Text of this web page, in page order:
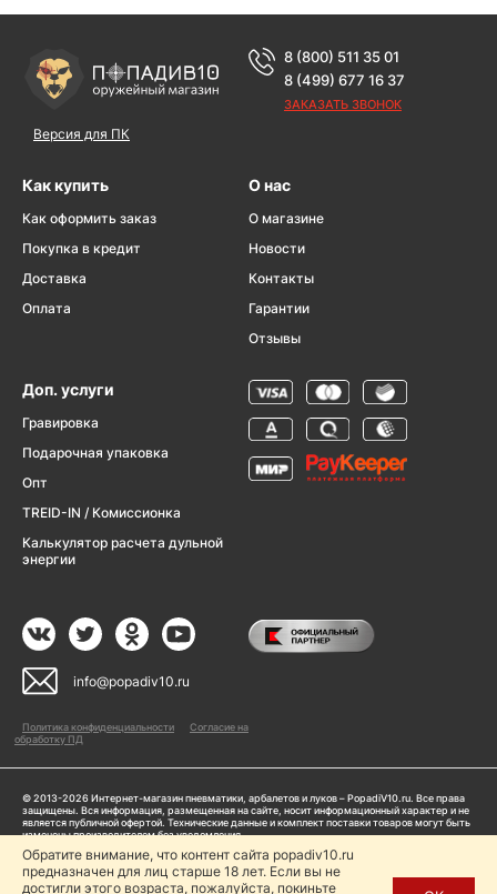
Версия для ПК
8 (800) 511 35 01
8 (499) 677 16 37
ЗАКАЗАТЬ ЗВОНОК
Как купить
Как оформить заказ
Покупка в кредит
Доставка
Оплата
О нас
О магазине
Новости
Контакты
Гарантии
Отзывы
Доп. услуги
Гравировка
Подарочная упаковка
Опт
TREID-IN / Комиссионка
Калькулятор расчета дульной
энергии
info@popadiv10.ru
Политика конфиденциальности
Согласие на
обработку ПД
© 2013-2026 Интернет-магазин пневматики, арбалетов и луков – PopadiV10.ru. Все права
защищены. Вся информация, размещенная на сайте, носит информационный характер и не
является публичной офертой. Технические данные и комплект поставки товаров могут быть
изменены производителем без уведомления
Пользуясь сайтом Popadiv10.ru, пользователь автоматически соглашается с условиями,
прописанными в
Политике конфиденциальности
Обратите внимание, что контент сайта popadiv10.ru
предназначен для лиц старше 18 лет. Если вы не
достигли этого возраста, пожалуйста, покиньте